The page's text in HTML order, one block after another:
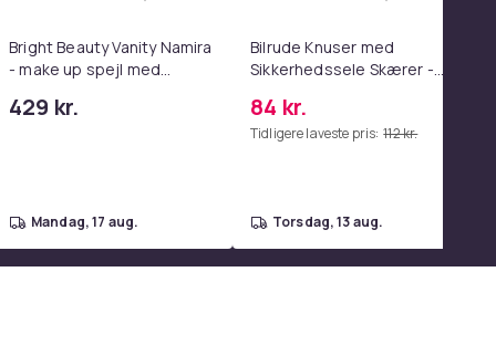
Bright Beauty Vanity Namira
- make up spejl med
- schminke spejl med lys -
429 kr.
mandag, 17 aug.
Bilrude Knuser med
Sikkerhedssele Skærer -
Kompatibel med Alle
Bilmodeller Red
84 kr.
Tidligere laveste pris: 112 kr.
torsdag, 13 aug.